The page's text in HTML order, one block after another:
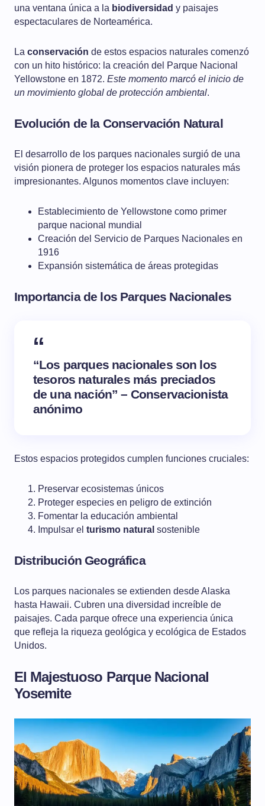
una ventana única a la biodiversidad y paisajes
espectaculares de Norteamérica.
La conservación de estos espacios naturales comenzó
con un hito histórico: la creación del Parque Nacional
Yellowstone en 1872. Este momento marcó el inicio de
un movimiento global de protección ambiental.
Evolución de la Conservación Natural
El desarrollo de los parques nacionales surgió de una
visión pionera de proteger los espacios naturales más
impresionantes. Algunos momentos clave incluyen:
Establecimiento de Yellowstone como primer
parque nacional mundial
Creación del Servicio de Parques Nacionales en
1916
Expansión sistemática de áreas protegidas
Importancia de los Parques Nacionales
“Los parques nacionales son los
tesoros naturales más preciados
de una nación” – Conservacionista
anónimo
Estos espacios protegidos cumplen funciones cruciales:
Preservar ecosistemas únicos
Proteger especies en peligro de extinción
Fomentar la educación ambiental
Impulsar el turismo natural sostenible
Distribución Geográfica
Los parques nacionales se extienden desde Alaska
hasta Hawaii. Cubren una diversidad increíble de
paisajes. Cada parque ofrece una experiencia única
que refleja la riqueza geológica y ecológica de Estados
Unidos.
El Majestuoso Parque Nacional
Yosemite